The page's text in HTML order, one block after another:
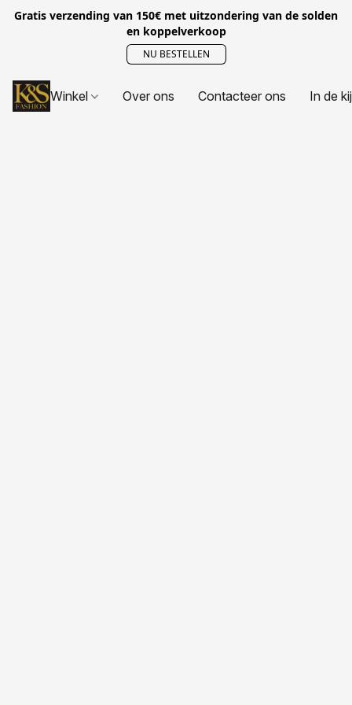
Gratis verzending van 150€ met uitzondering van de solden
en koppelverkoop
NU BESTELLEN
Winkel Over ons Contacteer ons In de